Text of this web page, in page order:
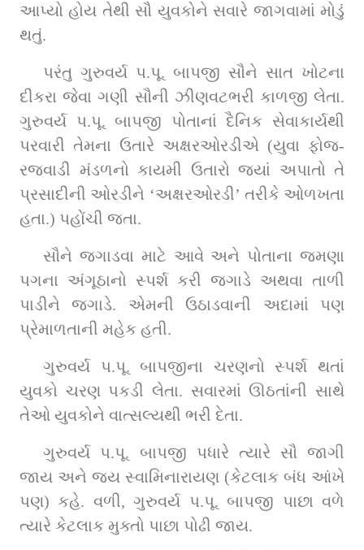
આપ્યો હોય તેથી સૌ યુવકોને સવારે જાગવામાં મોડું
થતું.
પરંતુ ગુરુવર્ય પ.પૂ. બાપજી સૌને સાત ખોટના
દીકરા જેવા ગણી સૌની ઝીણવટભરી કાળજી લેતા.
ગુરુવર્ય પ.પૂ. બાપજી પોતાનાં દૈનિક સેવાકાર્યથી
પરવારી તેમના ઉતારે અક્ષરઓરડીએ (યુવા ફોજ-
રજવાડી મંડળનો કાયમી ઉતારો જ્યાં અપાતો તે
પ્રસાદીની ઓરડીને ‘અક્ષરઓરડી’ તરીકે ઓળખતા
હતા.) પહોંચી જતા.
સૌને જગાડવા માટે આવે અને પોતાના જમણા
પગના અંગૂઠાનો સ્પર્શ કરી જગાડે અથવા તાળી
પાડીને જગાડે. એમની ઉઠાડવાની અદામાં પણ
પ્રેમાળતાની મહેક હતી.
ગુરુવર્ય પ.પૂ. બાપજીના ચરણનો સ્પર્શ થતાં
યુવકો ચરણ પકડી લેતા. સવારમાં ઊઠતાંની સાથે
તેઓ યુવકોને વાત્સલ્યથી ભરી દેતા.
ગુરુવર્ય પ.પૂ. બાપજી પધારે ત્યારે સૌ જાગી
જાય અને જય સ્વામિનારાયણ (કેટલાક બંધ આંખે
પણ) કહે. વળી, ગુરુવર્ય પ.પૂ. બાપજી પાછા વળે
ત્યારે કેટલાક મુક્તો પાછા પોઢી જાય.